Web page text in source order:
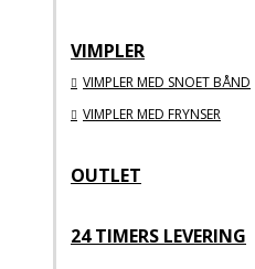
VIMPLER
VIMPLER MED SNOET BÅND
VIMPLER MED FRYNSER
OUTLET
24 TIMERS LEVERING